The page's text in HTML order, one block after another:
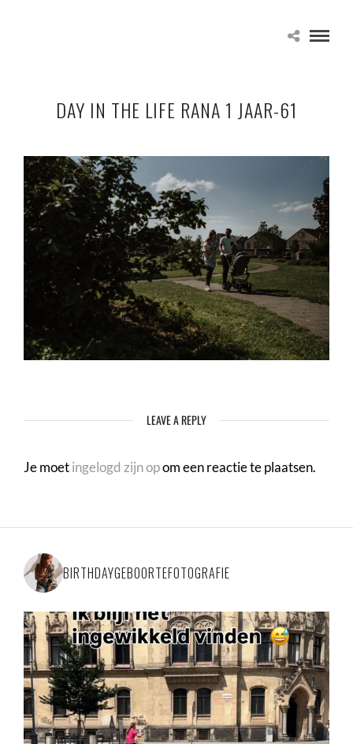
DAY IN THE LIFE RANA 1 JAAR-61
LEAVE A REPLY
Je moetingelogd zijn opom een reactie te plaatsen.
BIRTHDAYGEBOORTEFOTOGRAFIE